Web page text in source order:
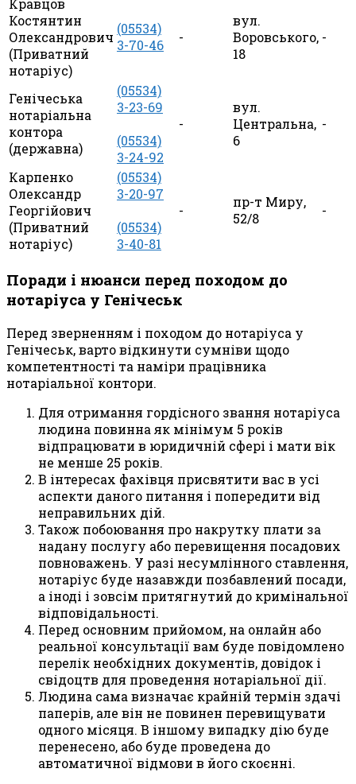
Кравцов
Костянтин
Олександрович
(Приватний
нотаріус)
(05534)
3-70-46
-
вул.
Воровського,
18
-
Генічеська
нотаріальна
контора
(державна)
(05534)
3-23-69
(05534)
3-24-92
-
вул.
Центральна,
6
-
Карпенко
Олександр
Георгійович
(Приватний
нотаріус)
(05534)
3-20-97
(05534)
3-40-81
-
пр-т Миру,
52/8
-
Поради і нюанси перед походом до
нотаріуса у Генічеськ
Перед зверненням і походом до нотаріуса у
Генічеськ, варто відкинути сумніви щодо
компетентності та наміри працівника
нотаріальної контори.
Для отримання гордісного звання нотаріуса
людина повинна як мінімум 5 років
відпрацювати в юридичній сфері і мати вік
не менше 25 років.
В інтересах фахівця присвятити вас в усі
аспекти даного питання і попередити від
неправильних дій.
Також побоювання про накрутку плати за
надану послугу або перевищення посадових
повноважень. У разі несумлінного ставлення,
нотаріус буде назавжди позбавлений посади,
а іноді і зовсім притягнутий до кримінальної
відповідальності.
Перед основним прийомом, на онлайн або
реальної консультації вам буде повідомлено
перелік необхідних документів, довідок і
свідоцтв для проведення нотаріальної дії.
Людина сама визначає крайній термін здачі
паперів, але він не повинен перевищувати
одного місяця. В іншому випадку дію буде
перенесено, або буде проведена до
автоматичної відмови в його скоєнні.